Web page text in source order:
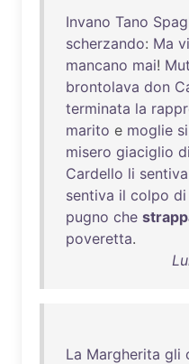
Invano Tano
scherzando: Ma
mancano mai!
brontolava don
terminata la
marito e moglie si
misero giaciglio
Cardello li sentiva
sentiva il colpo di
pugno che
poveretta.
La Margherita gli